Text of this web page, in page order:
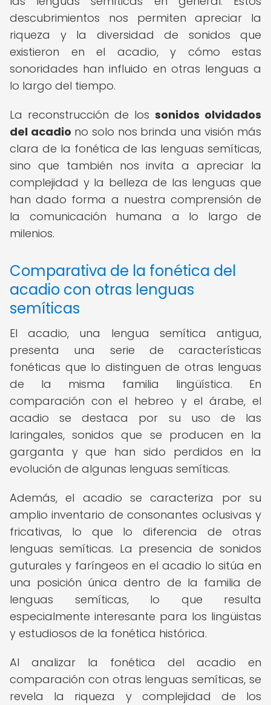
descubrimientos nos permiten apreciar la
riqueza y la diversidad de sonidos que
existieron en el acadio, y cómo estas
sonoridades han influido en otras lenguas a
lo largo del tiempo.
La reconstrucción de los sonidos olvidados
del acadio no solo nos brinda una visión más
clara de la fonética de las lenguas semíticas,
sino que también nos invita a apreciar la
complejidad y la belleza de las lenguas que
han dado forma a nuestra comprensión de
la comunicación humana a lo largo de
milenios.
Comparativa de la fonética del
acadio con otras lenguas
semíticas
El acadio, una lengua semítica antigua,
presenta una serie de características
fonéticas que lo distinguen de otras lenguas
de la misma familia lingüística. En
comparación con el hebreo y el árabe, el
acadio se destaca por su uso de las
laringales, sonidos que se producen en la
garganta y que han sido perdidos en la
evolución de algunas lenguas semíticas.
Además, el acadio se caracteriza por su
amplio inventario de consonantes oclusivas y
fricativas, lo que lo diferencia de otras
lenguas semíticas. La presencia de sonidos
guturales y faríngeos en el acadio lo sitúa en
una posición única dentro de la familia de
lenguas semíticas, lo que resulta
especialmente interesante para los lingüistas
y estudiosos de la fonética histórica.
Al analizar la fonética del acadio en
comparación con otras lenguas semíticas, se
revela la riqueza y complejidad de los